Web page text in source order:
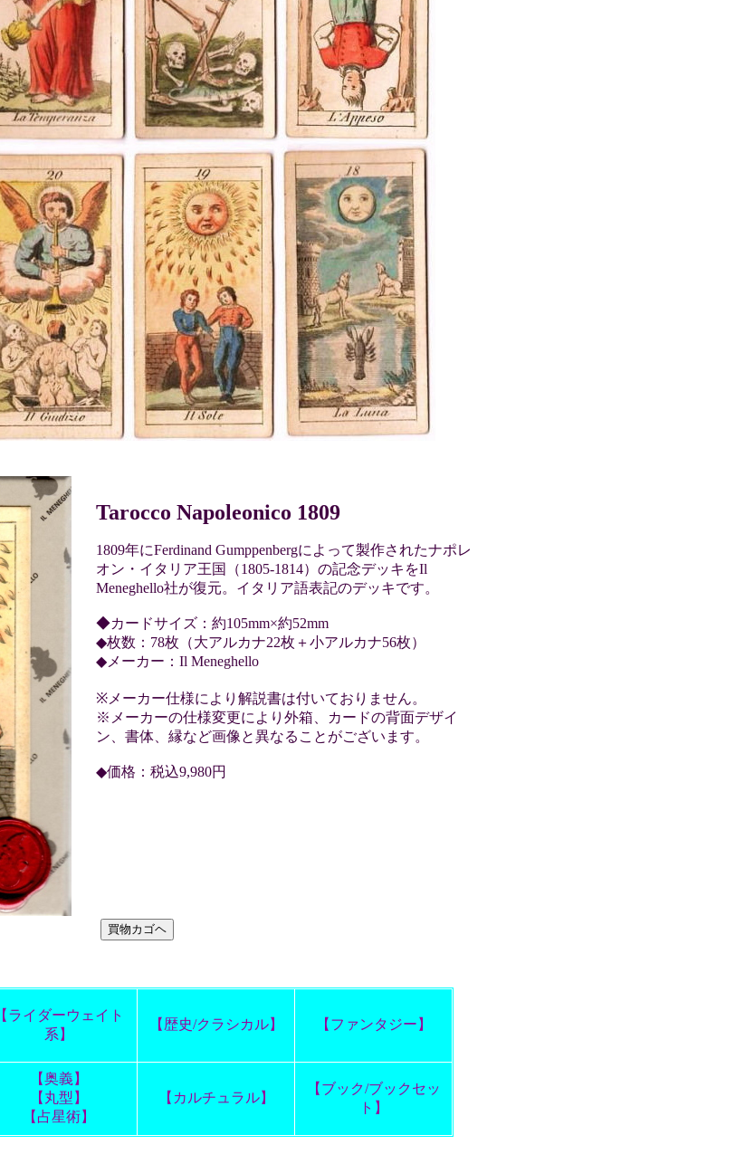
Tarocco Napoleonico 1809
1809年にFerdinand Gumppenbergによって製作されたナポレ
オン・イタリア王国（1805-1814）の記念デッキをIl
Meneghello社が復元。イタリア語表記のデッキです。
◆カードサイズ：約105mm×約52mm
◆枚数：78枚（大アルカナ22枚＋小アルカナ56枚）
◆メーカー：Il Meneghello
※メーカー仕様により解説書は付いておりません。
※メーカーの仕様変更により外箱、カードの背面デザイ
ン、書体、縁など画像と異なることがございます。
◆価格：税込9,980円
【ライダーウェイト
系】
【歴史/クラシカル】 【ファンタジー】
【奥義】
【丸型】
【占星術】
【カルチュラル】
【ブック/ブックセッ
ト】